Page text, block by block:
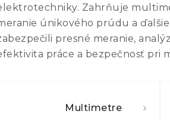
Zahrňuje
únikového prúdu a
presné meranie,
práce a bezpečnosť pri
Multimetre